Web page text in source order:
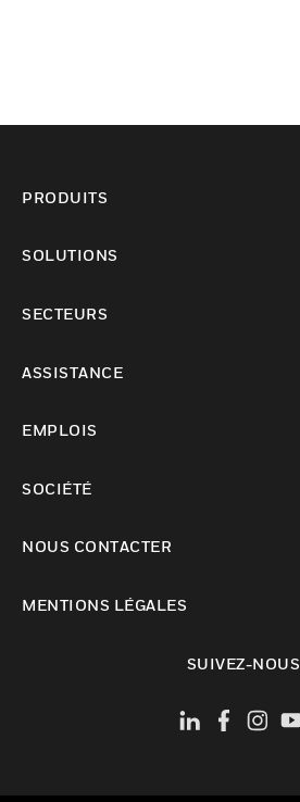
PRODUITS
SOLUTIONS
SECTEURS
ASSISTANCE
EMPLOIS
SOCIÉTÉ
NOUS CONTACTER
MENTIONS LÉGALES
SUIVEZ-NOUS